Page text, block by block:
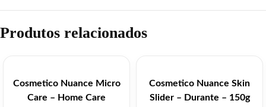
Produtos relacionados
Cosmetico Nuance Micro
Care – Home Care
Cosmetico Nuance Skin
Slider – Durante – 150g